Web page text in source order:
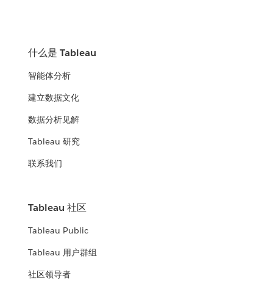
什么是 Tableau
智能体分析
建立数据文化
数据分析见解
Tableau 研究
联系我们
Tableau 社区
Tableau Public
Tableau 用户群组
社区领导者